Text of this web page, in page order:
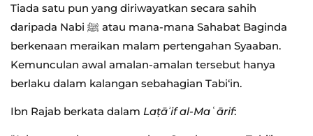
Tiada satu pun yang diriwayatkan secara sahih
daripada Nabi ﷺ atau mana-mana Sahabat Baginda
berkenaan meraikan malam pertengahan Syaaban.
Kemunculan awal amalan-amalan tersebut hanya
berlaku dalam kalangan sebahagian Tabi‘in.
Ibn Rajab berkata dalam Laṭāʾif al-Maʿārif: